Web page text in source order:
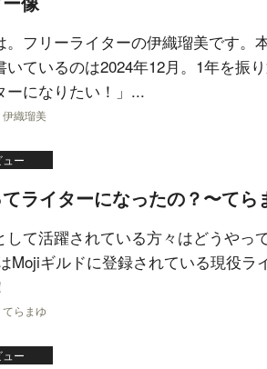
。フリーライターの伊織瑠美です。
いているのは2024年12月。1年を振
ーになりたい！」...
織瑠美
ー
ライターになったの？〜てら
して活躍されている方々はどうやっ
Mojiギルドに登録されている現役
らまゆ
ー